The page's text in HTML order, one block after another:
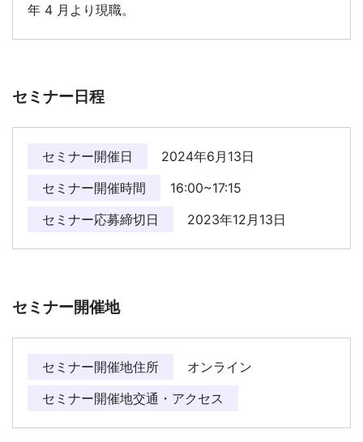
年 4 月より現職。
セミナー日程
セミナー開催日
2024年6月13日
セミナー開催時間
16:00~17:15
セミナー応募締切日
2023年12月13日
セミナー開催地
セミナー開催地住所
オンライン
セミナー開催地交通・アクセス